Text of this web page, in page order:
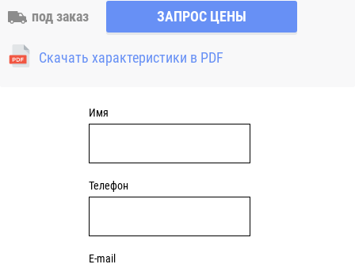
обозначением 2RS 2RS1 2RSH 2RSR имеют с обеих сторон
контактные уплотнения из бутадиен-нитрильного каучука
(NBR) и пригодны для средних частот вращения. Также
поставляются подшипники с бесконтактными
под заказ ЗАПРОС ЦЕНЫ
Скачать характеристики в PDF
Имя
Телефон
E-mail